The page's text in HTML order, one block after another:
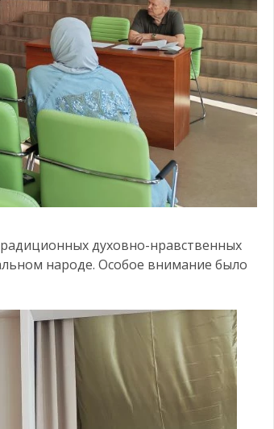
духовно-нравственных
народе. Особое внимание было